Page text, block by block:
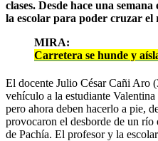
clases. Desde hace una
la escolar para poder cruzar el
MIRA:
Carretera se hunde y
El docente Julio César Cañi Aro
vehículo a la estudiante
pero ahora deben hacerlo a pie,
provocaron el desborde de un
de Pachía. El profesor y la escolar